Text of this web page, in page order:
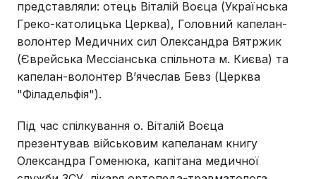
представляли: отець Віталій Воєца (Українська
Греко-католицька Церква), Головний капелан-
волонтер Медичних сил Олександра Вятржик
(Єврейська Мессіанська спільнота м. Києва) та
капелан-волонтер Вʼячеслав Бевз (Церква
"Філадельфія").
Під час спілкування о. Віталій Воєца
презентував військовим капеланам книгу
Олександра Гоменюка, капітана медичної